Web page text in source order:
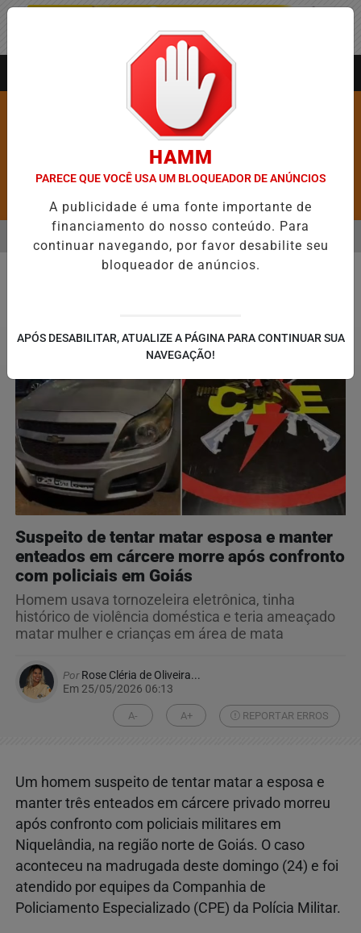
Pesquisar Notícia
EM ALTA
Suspeito de tentar matar esposa e manter
enteados em cárcere morre após confronto
com policiais em Goiás
Homem usava tornozeleira eletrônica, tinha
histórico de violência doméstica e teria ameaçado
matar mulher e crianças em área de mata
PorRose Cléria de Oliveira...
Em 25/05/2026 06:13
A- A+ REPORTAR ERROS
Um homem suspeito de tentar matar a esposa e
manter três enteados em cárcere privado morreu
após confronto com policiais militares em
Niquelândia, na região norte de Goiás. O caso
aconteceu na madrugada deste domingo (24) e foi
atendido por equipes da Companhia de
Policiamento Especializado (CPE) da Polícia Militar.
HAMM
PARECE QUE VOCÊ USA UM BLOQUEADOR DE ANÚNCIOS
A publicidade é uma fonte importante de
financiamento do nosso conteúdo. Para
continuar navegando, por favor desabilite seu
bloqueador de anúncios.
APÓS DESABILITAR, ATUALIZE A PÁGINA PARA CONTINUAR SUA
NAVEGAÇÃO!